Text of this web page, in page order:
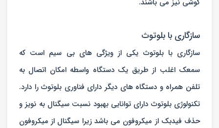
گوشی نیز می باشند.
سازگاری با بلوتوث
سازگاری با بلوتوث یکی از ویژگی های بی سیم است که
سمعک اغلب از طریق یک دستگاه واسطه امکان اتصال به
تلفن همراه و دستگاه های دیگر دارای فناوری بلوتوث را دارد.
تکنولوژی بلوتوث دارای توانایی بهبود نسبت سیگنال به نویز و
حذف فیدبک از میکروفون می باشد زیرا سیگنال از میکروفون